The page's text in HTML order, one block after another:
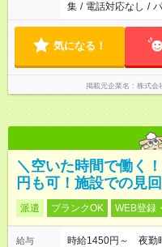
集 / 電話対応なし /
気になる！
掲載元企業名 株式会
＼空いた時間で働く
円も可！施設での見
派遣 ブランクOK WEB登録
給与
時給1450円～ 夜勤